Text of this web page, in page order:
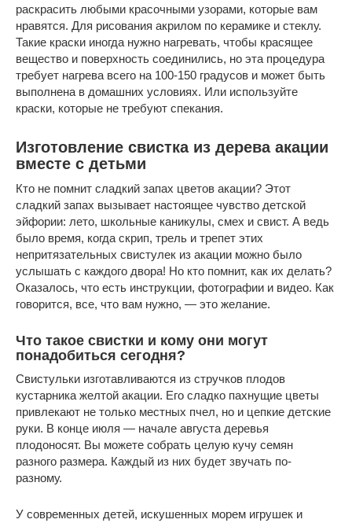
раскрасить любыми красочными узорами, которые вам
нравятся. Для рисования акрилом по керамике и стеклу.
Такие краски иногда нужно нагревать, чтобы красящее
вещество и поверхность соединились, но эта процедура
требует нагрева всего на 100-150 градусов и может быть
выполнена в домашних условиях. Или используйте
краски, которые не требуют спекания.
Изготовление свистка из дерева акации
вместе с детьми
Кто не помнит сладкий запах цветов акации? Этот
сладкий запах вызывает настоящее чувство детской
эйфории: лето, школьные каникулы, смех и свист. А ведь
было время, когда скрип, трель и трепет этих
непритязательных свистулек из акации можно было
услышать с каждого двора! Но кто помнит, как их делать?
Оказалось, что есть инструкции, фотографии и видео. Как
говорится, все, что вам нужно, — это желание.
Что такое свистки и кому они могут
понадобиться сегодня?
Свистульки изготавливаются из стручков плодов
кустарника желтой акации. Его сладко пахнущие цветы
привлекают не только местных пчел, но и цепкие детские
руки. В конце июля — начале августа деревья
плодоносят. Вы можете собрать целую кучу семян
разного размера. Каждый из них будет звучать по-
разному.
У современных детей, искушенных морем игрушек и